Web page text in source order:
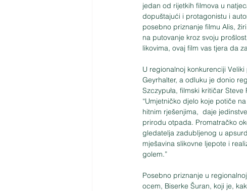
jedan od rijetkih filmova u
dopuštajući i protagonistu i
posebno priznanje filmu Alis,
na putovanje kroz svoju
likovima, ovaj film vas tjera da
U regionalnoj konkurenciji
Geyrhalter, a odluku je donio
Szczypuła, filmski kritičar
“Umjetničko djelo koje potiče
hitnim rješenjima,  daje
prirodu otpada. Promatračko
gledatelja zadubljenog u
mješavina slikovne ljepote i
golem.”
Posebno priznanje u
ocem, Biserke Šuran, koji je,